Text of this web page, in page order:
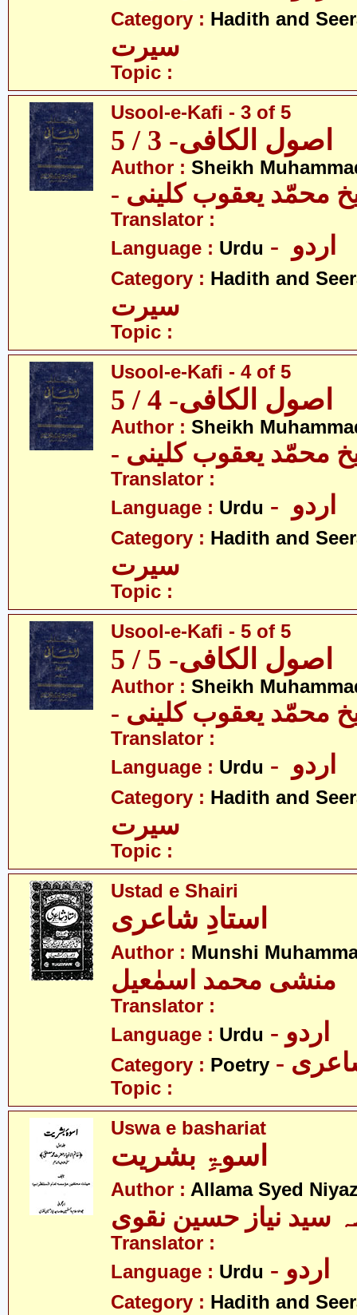
Category : Hadith and
سیرت
Topic :
Usool-e-Kafi - 3 of 5
اصول الکافی- 3 / 5
Author : Sheikh
محمّد یعقوب کلینی
Translator :
Language : Urdu
Category : Hadith and
سیرت
Topic :
Usool-e-Kafi - 4 of 5
اصول الکافی- 4 / 5
Author : Sheikh
محمّد یعقوب کلینی
Translator :
Language : Urdu
Category : Hadith and
سیرت
Topic :
Usool-e-Kafi - 5 of 5
اصول الکافی- 5 / 5
Author : Sheikh
محمّد یعقوب کلینی
Translator :
Language : Urdu
Category : Hadith and
سیرت
Topic :
Ustad e Shairi
استادِ شاعری
Author : Munshi
منشی محمد اسمٰعیل
Translator :
Language : Urdu - اردو
Category : Poetry
Topic :
Uswa e bashariat
اسوۃِ بشریت
Author : Allama Syed
سید نیاز حسین نقوی
Translator :
Language : Urdu - اردو
Category : Hadith and